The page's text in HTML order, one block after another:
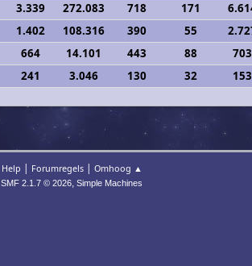
3.339 272.083 718 171
1.402 108.316 390 55
664 14.101 443 88
241 3.046 130 32
Help | Forumregels| Omhoog ▲
SMF 2.1.7 © 2026, Simple Machines